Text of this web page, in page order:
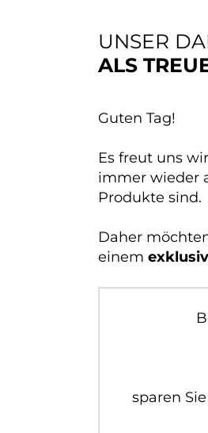
UNSER
ALS
Guten Tag!
Es freut uns
immer wieder
Produkte sind.
Daher
einem
sparen